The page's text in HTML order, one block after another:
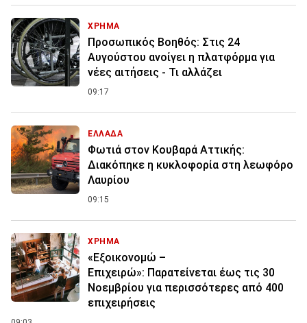
ΧΡΗΜΑ
Προσωπικός Βοηθός: Στις 24
Αυγούστου ανοίγει η πλατφόρμα για
νέες αιτήσεις - Τι αλλάζει
09:17
ΕΛΛΑΔΑ
Φωτιά στον Κουβαρά Αττικής:
Διακόπηκε η κυκλοφορία στη λεωφόρο
Λαυρίου
09:15
ΧΡΗΜΑ
«Εξοικονομώ –
Επιχειρώ»: Παρατείνεται έως τις 30
Νοεμβρίου για περισσότερες από 400
επιχειρήσεις